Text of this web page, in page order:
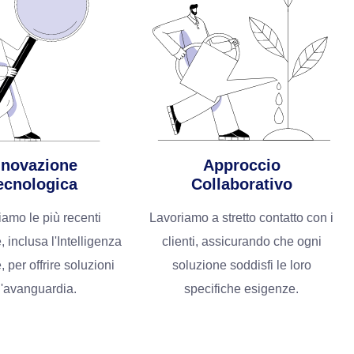
le più recenti
inclusa l'Intelligenza
per offrire soluzioni
Approccio
Collaborativo
Lavoriamo a stretto contatto con i
clienti, assicurando che ogni
soluzione soddisfi le loro
specifiche esigenze.